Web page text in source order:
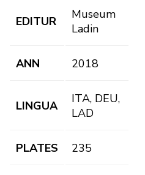
EDITUR
Museum
Ladin
ANN 2018
LINGUA
ITA, DEU,
LAD
PLATES 235